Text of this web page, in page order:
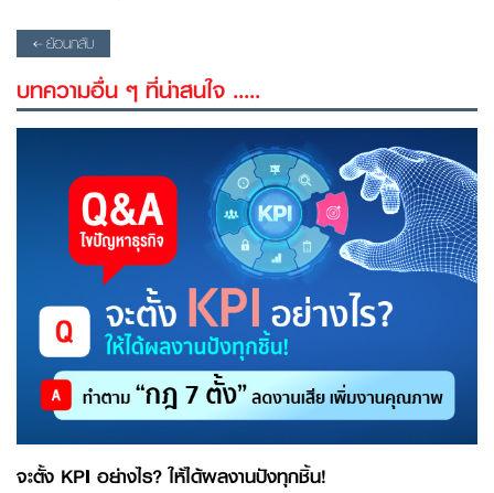
ย้อนกลับ
บทความอื่น ๆ ที่น่าสนใจ .....
จะตั้ง KPI อย่างไร? ให้ได้ผลงานปังทุกชิ้น!